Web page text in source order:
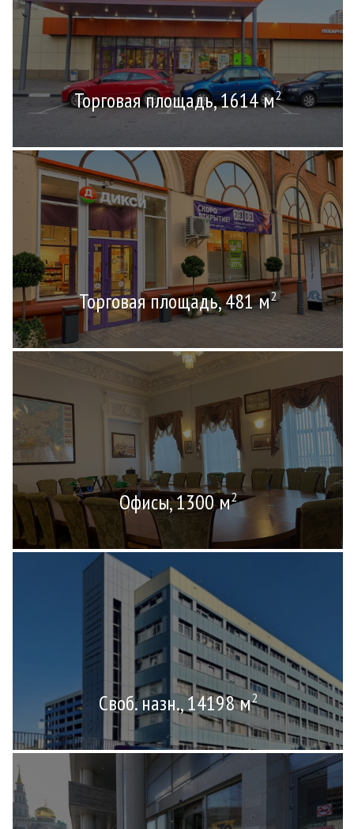
Торговая площадь, 1614 м2
Торговая площадь, 481 м2
Офисы, 1300 м2
Своб. назн., 14198 м2